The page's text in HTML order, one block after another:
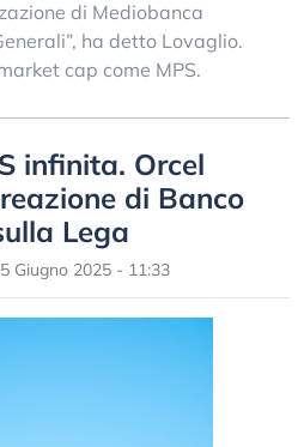
di Mediobanca
ha detto Lovaglio.
cap come MPS.
infinita. Orcel
di Banco
Lega
5 Giugno 2025 - 11:33